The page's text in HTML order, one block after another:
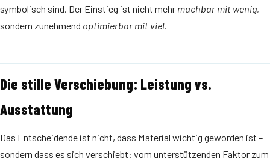
symbolisch sind. Der Einstieg ist nicht mehr machbar mit wenig,
sondern zunehmend optimierbar mit viel.
Die stille Verschiebung: Leistung vs.
Ausstattung
Das Entscheidende ist nicht, dass Material wichtig geworden ist –
sondern dass es sich verschiebt: vom unterstützenden Faktor zum